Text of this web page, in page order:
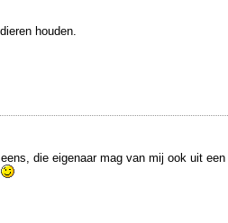
houden.
die eigenaar mag van mij ook uit een